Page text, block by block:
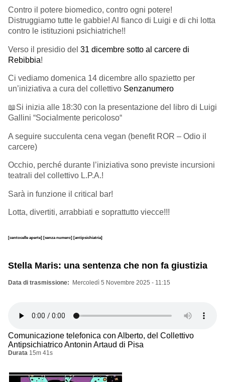
Contro il potere biomedico, contro ogni potere!
Distruggiamo tutte le gabbie! Al fianco di Luigi e di chi lotta
contro le istituzioni psichiatriche!!
Verso il presidio del 31 dicembre sotto al carcere di
Rebibbia!
Ci vediamo domenica 14 dicembre allo spazietto per
un’iniziativa a cura del collettivo Senzanumero
📖Si inizia alle 18:30 con la presentazione del libro di Luigi
Gallini “Socialmente pericoloso“
A seguire succulenta cena vegan (benefit ROR – Odio il
carcere)
Occhio, perché durante l’iniziativa sono previste incursioni
teatrali del collettivo L.P.A.!
Sarà in funzione il critical bar!
Lotta, divertiti, arrabbiati e soprattutto viecce!!!
[centocelle aperte] [senza numero] [antipsichiatria]
Stella Maris: una sentenza che non fa giustizia
Data di trasmissione Mercoledì 5 Novembre 2025 - 11:15
Comunicazione telefonica con Alberto, del Collettivo
Antipsichiatrico Antonin Artaud di Pisa
Durata 15m 41s